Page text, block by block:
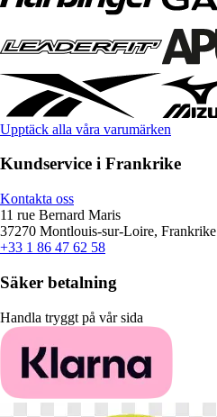
Upptäck alla våra varumärken
Kundservice i Frankrike
Kontakta oss
11 rue Bernard Maris
37270 Montlouis-sur-Loire, Frankrike
+33 1 86 47 62 58
Säker betalning
Handla tryggt på vår sida